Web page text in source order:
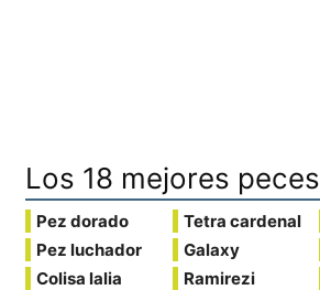
Los 18 mejores peces
Pez dorado
Pez luchador
Colisa lalia
Tetra cardenal
Galaxy
Ramirezi